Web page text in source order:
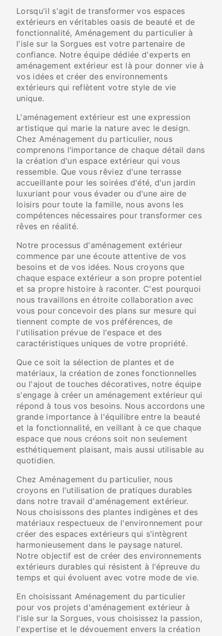
Lorsqu'il s'agit de transformer vos espaces
extérieurs en véritables oasis de beauté et de
fonctionnalité, Aménagement du particulier à
l'isle sur la Sorgues est votre partenaire de
confiance. Notre équipe dédiée d'experts en
aménagement extérieur est là pour donner vie à
vos idées et créer des environnements
extérieurs qui reflètent votre style de vie
unique.
L'aménagement extérieur est une expression
artistique qui marie la nature avec le design.
Chez Aménagement du particulier, nous
comprenons l'importance de chaque détail dans
la création d'un espace extérieur qui vous
ressemble. Que vous rêviez d'une terrasse
accueillante pour les soirées d'été, d'un jardin
luxuriant pour vous évader ou d'une aire de
loisirs pour toute la famille, nous avons les
compétences nécessaires pour transformer ces
rêves en réalité.
Notre processus d'aménagement extérieur
commence par une écoute attentive de vos
besoins et de vos idées. Nous croyons que
chaque espace extérieur a son propre potentiel
et sa propre histoire à raconter. C'est pourquoi
nous travaillons en étroite collaboration avec
vous pour concevoir des plans sur mesure qui
tiennent compte de vos préférences, de
l'utilisation prévue de l'espace et des
caractéristiques uniques de votre propriété.
Que ce soit la sélection de plantes et de
matériaux, la création de zones fonctionnelles
ou l'ajout de touches décoratives, notre équipe
s'engage à créer un aménagement extérieur qui
répond à tous vos besoins. Nous accordons une
grande importance à l'équilibre entre la beauté
et la fonctionnalité, en veillant à ce que chaque
espace que nous créons soit non seulement
esthétiquement plaisant, mais aussi utilisable au
quotidien.
Chez Aménagement du particulier, nous
croyons en l'utilisation de pratiques durables
dans notre travail d'aménagement extérieur.
Nous choisissons des plantes indigènes et des
matériaux respectueux de l'environnement pour
créer des espaces extérieurs qui s'intègrent
harmonieusement dans le paysage naturel.
Notre objectif est de créer des environnements
extérieurs durables qui résistent à l'épreuve du
temps et qui évoluent avec votre mode de vie.
En choisissant Aménagement du particulier
pour vos projets d'aménagement extérieur à
l'isle sur la Sorgues, vous choisissez la passion,
l'expertise et le dévouement envers la création